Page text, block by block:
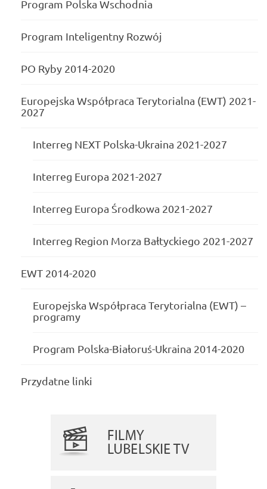
Program Polska Wschodnia
Program Inteligentny Rozwój
PO Ryby 2014-2020
Europejska Współpraca Terytorialna (EWT) 2021-
2027
Interreg NEXT Polska-Ukraina 2021-2027
Interreg Europa 2021-2027
Interreg Europa Środkowa 2021-2027
Interreg Region Morza Bałtyckiego 2021-2027
EWT 2014-2020
Europejska Współpraca Terytorialna (EWT) –
programy
Program Polska-Białoruś-Ukraina 2014-2020
Przydatne linki